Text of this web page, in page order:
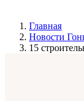
Главная
Новости
15